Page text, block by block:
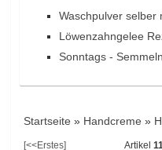
Waschpulver selber
Löwenzahngelee
Sonntags -
Startseite » Handcreme »
[<<Erstes]
Artikel